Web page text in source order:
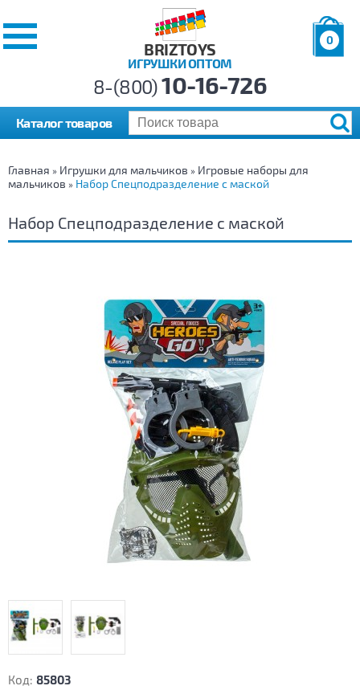
BRIZTOYS
ИГРУШКИ ОПТОМ
0
р.
8-(800)10-16-726
Каталог товаров
Главная » Игрушки для мальчиков » Игровые наборы для
мальчиков » Набор Спецподразделение с маской
Набор Спецподразделение с маской
Код: 85803